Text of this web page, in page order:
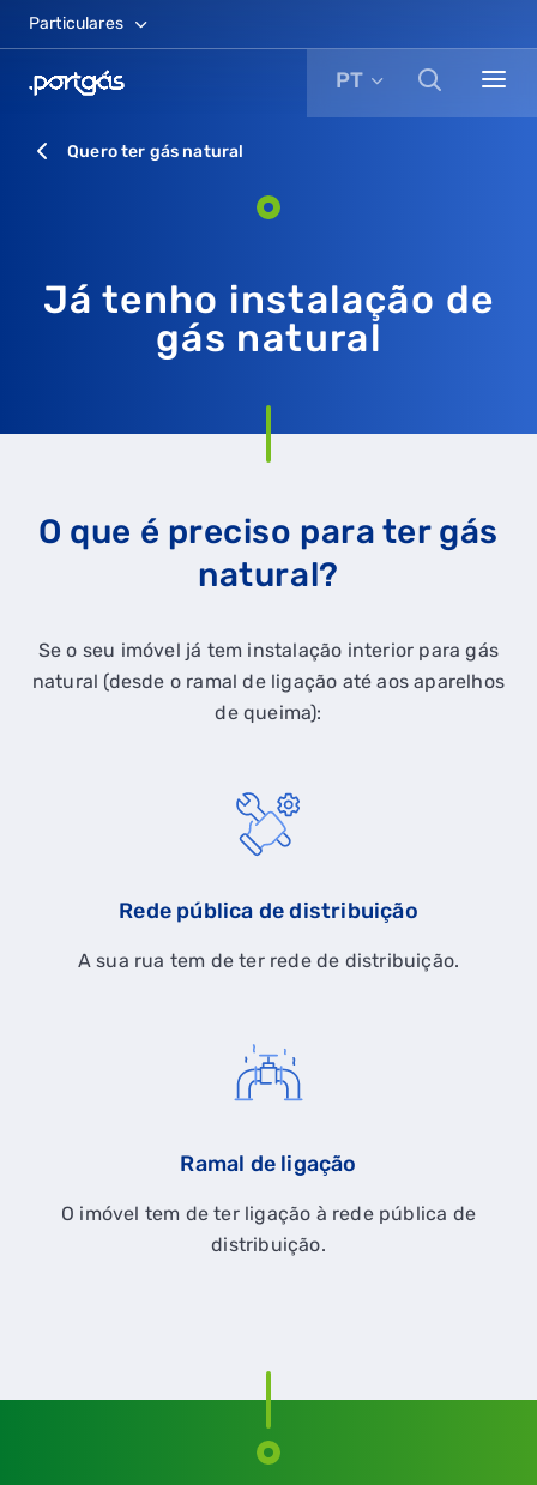
Particulares
PT
Quero ter gás natural
Já tenho instalação de
gás natural
O que é preciso para ter gás
natural?
Se o seu imóvel já tem instalação interior para gás
natural (desde o ramal de ligação até aos aparelhos
de queima):
Rede pública de distribuição
A sua rua tem de ter rede de distribuição.
Ramal de ligação
O imóvel tem de ter ligação à rede pública de
distribuição.